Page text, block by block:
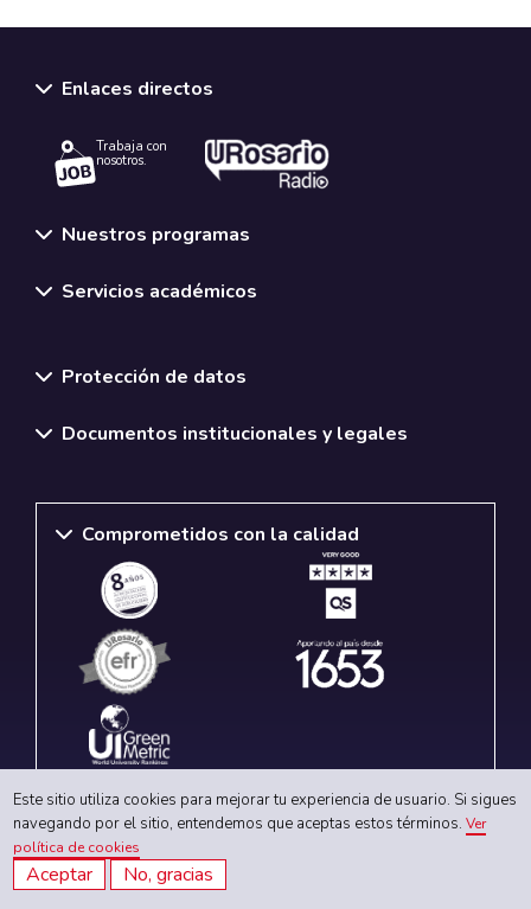
Enlaces directos
Trabaja con
nosotros.
Nuestros programas
Servicios académicos
Protección de datos
Documentos institucionales y legales
Comprometidos con la calidad
Redes sociales
Este sitio utiliza cookies para mejorar tu experiencia de usuario. Si sigues
navegando por el sitio, entendemos que aceptas estos términos.Ver
política de cookies
Aceptar No, gracias